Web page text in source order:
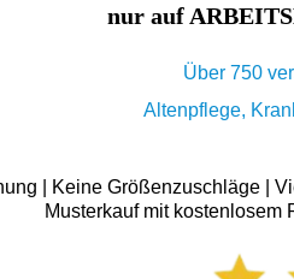
nur auf
Über 750
Altenpflege,
| Keine Größenzuschläge |
Musterkauf mit kostenlosem